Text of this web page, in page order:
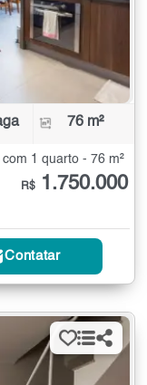
76 m²
1 quarto - 76 m²
R$ 1.750.000
Contatar